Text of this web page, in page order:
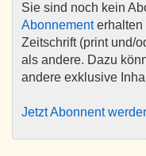
Sie sind noch kein
Abonnementerhalten
Zeitschrift (print und/
als andere. Dazu
andere exklusive
Jetzt Abonnent